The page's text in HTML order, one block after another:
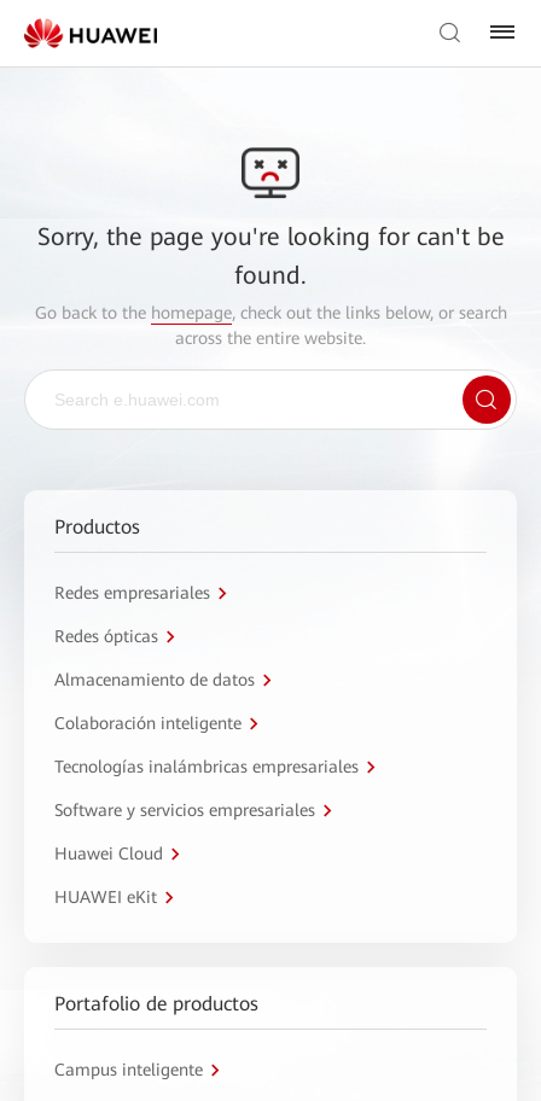
Sorry, the page you're looking for can't be
found.
Go back to the homepage, check out the links below, or search
across the entire website.
Productos
Redes empresariales
Redes ópticas
Almacenamiento de datos
Colaboración inteligente
Tecnologías inalámbricas empresariales
Software y servicios empresariales
Huawei Cloud
HUAWEI eKit
Portafolio de productos
Campus inteligente